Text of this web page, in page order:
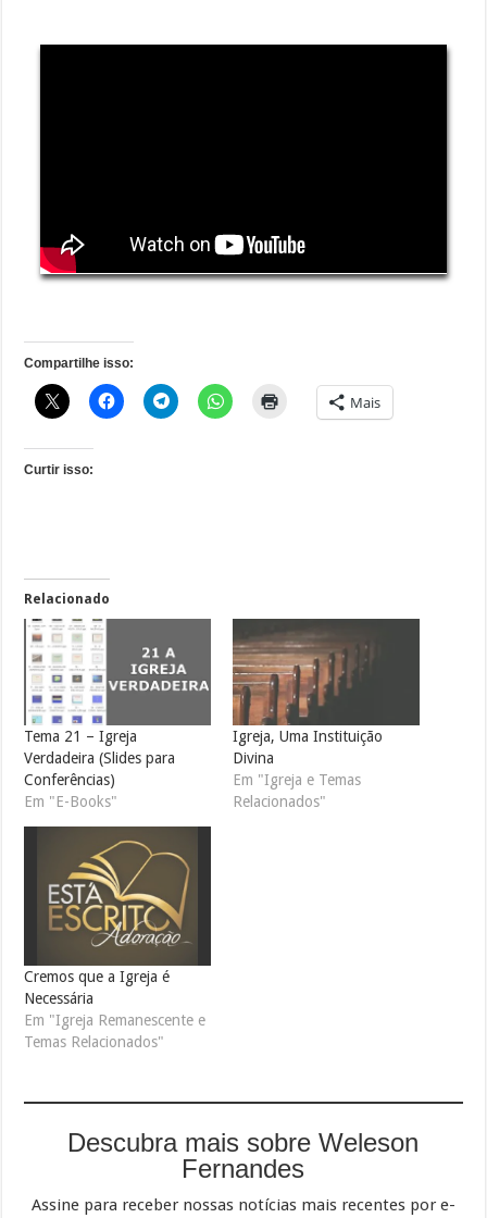
Compartilhe isso:
Mais
Curtir isso:
Relacionado
Tema 21 – Igreja
Verdadeira (Slides para
Conferências)
Em "E-Books"
Igreja, Uma Instituição
Divina
Em "Igreja e Temas
Relacionados"
Cremos que a Igreja é
Necessária
Em "Igreja Remanescente e
Temas Relacionados"
Descubra mais sobre Weleson
Fernandes
Assine para receber nossas notícias mais recentes por e-